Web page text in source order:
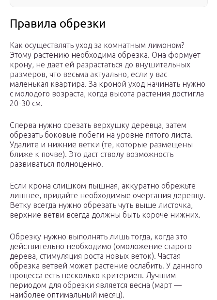
Правила обрезки
Как осуществлять уход за комнатным лимоном?
Этому растению необходима обрезка. Она формует
крону, не дает ей разрастаться до внушительных
размеров, что весьма актуально, если у вас
маленькая квартира. За кроной уход начинать нужно
с молодого возраста, когда высота растения достигла
20-30 см.
Сперва нужно срезать верхушку деревца, затем
обрезать боковые побеги на уровне пятого листа.
Удалите и нижние ветки (те, которые размещены
ближе к почве). Это даст стволу возможность
развиваться полноценно.
Если крона слишком пышная, аккуратно обрежьте
лишнее, придайте необходимые очертания деревцу.
Ветку всегда нужно обрезать чуть выше листочка,
верхние ветви всегда должны быть короче нижних.
Обрезку нужно выполнять лишь тогда, когда это
действительно необходимо (омоложение старого
дерева, стимуляция роста новых веток). Частая
обрезка ветвей может растение ослабить. У данного
процесса есть несколько критериев. Лучшим
периодом для обрезки является весна (март —
наиболее оптимальный месяц).